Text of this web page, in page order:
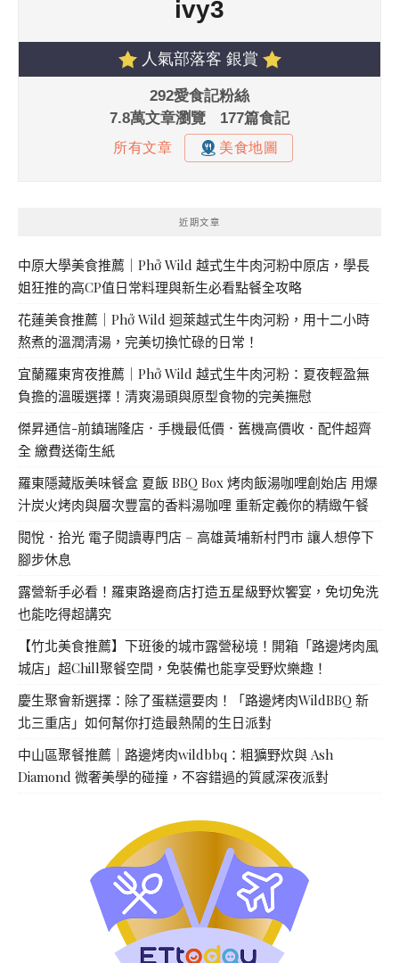
近期文章
中原大學美食推薦｜Phở Wild 越式生牛肉河粉中原店，學長
姐狂推的高CP值日常料理與新生必看點餐全攻略
花蓮美食推薦｜Phở Wild 迴萊越式生牛肉河粉，用十二小時
熬煮的溫潤清湯，完美切換忙碌的日常！
宜蘭羅東宵夜推薦｜Phở Wild 越式生牛肉河粉：夏夜輕盈無
負擔的溫暖選擇！清爽湯頭與原型食物的完美撫慰
傑昇通信-前鎮瑞隆店．手機最低價．舊機高價收．配件超齊
全 繳費送衛生紙
羅東隱藏版美味餐盒 夏飯 BBQ Box 烤肉飯湯咖哩創始店 用爆
汁炭火烤肉與層次豐富的香料湯咖哩 重新定義你的精緻午餐
閱悅．拾光 電子閱讀專門店 – 高雄黃埔新村門市 讓人想停下
腳步休息
露營新手必看！羅東路邊商店打造五星級野炊饗宴，免切免洗
也能吃得超講究
【竹北美食推薦】下班後的城市露營秘境！開箱「路邊烤肉風
城店」超Chill聚餐空間，免裝備也能享受野炊樂趣！
慶生聚會新選擇：除了蛋糕還要肉！「路邊烤肉WildBBQ 新
北三重店」如何幫你打造最熱鬧的生日派對
中山區聚餐推薦｜路邊烤肉wildbbq：粗獷野炊與 Ash
Diamond 微奢美學的碰撞，不容錯過的質感深夜派對